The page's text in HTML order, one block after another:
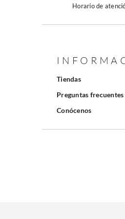
Horario de
Tiendas
Preguntas frecuentes
Conócenos